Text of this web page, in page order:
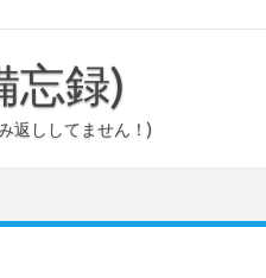
忘録)
返ししてません！)